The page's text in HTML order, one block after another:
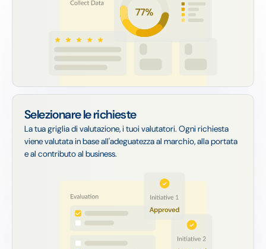
Selezionare le richieste
La tua griglia di valutazione, i tuoi valutatori. Ogni richiesta
viene valutata in base all'adeguatezza al marchio, alla portata
e al contributo al business.